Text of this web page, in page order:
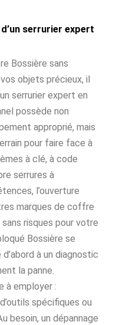
serrurier expert
Bossière sans
objets précieux, il
serrurier expert en
possède non
approprié, mais
pour faire face à
à clé, à code
serrures à
l’ouverture
marques de coffre
risques pour votre
Bossière se
à un diagnostic
la panne.
à employer :
spécifiques ou
besoin, un dépannage